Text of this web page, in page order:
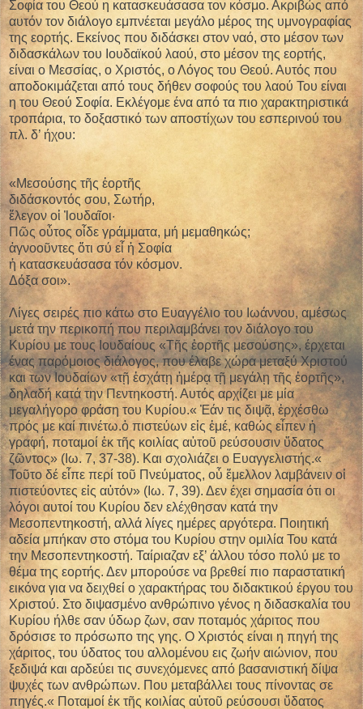
Σοφία του Θεού η κατασκευάσασα τον κόσμο. Ακριβώς από
αυτόν τον διάλογο εμπνέεται μεγάλο μέρος της υμνογραφίας
της εορτής. Εκείνος που διδάσκει στον ναό, στο μέσον των
διδασκάλων του Ιουδαϊκού λαού, στο μέσον της εορτής,
είναι ο Μεσσίας, ο Χριστός, ο Λόγος του Θεού. Αυτός που
αποδοκιμάζεται από τους δήθεν σοφούς του λαού Του είναι
η του Θεού Σοφία. Εκλέγομε ένα από τα πιο χαρακτηριστικά
τροπάρια, το δοξαστικό των αποστίχων του εσπερινού του
πλ. δ’ ήχου:
«Μεσούσης τῆς ἑορτῆς
διδάσκοντός σου, Σωτήρ,
ἔλεγον οἱ Ἰουδαῖοι·
Πῶς οὗτος οἶδε γράμματα, μή μεμαθηκώς;
ἀγνοοῦντες ὅτι σύ εἶ ἡ Σοφία
ἡ κατασκευάσασα τόν κόσμον.
Δόξα σοι».
Λίγες σειρές πιο κάτω στο Ευαγγέλιο του Ιωάννου, αμέσως
μετά την περικοπή που περιλαμβάνει τον διάλογο του
Κυρίου με τους Ιουδαίους «Τῆς ἑορτῆς μεσούσης», έρχεται
ένας παρόμοιος διάλογος, που έλαβε χώρα μεταξύ Χριστού
και των Ιουδαίων «τῇ ἐσχάτῃ ἡμέρᾳ τῇ μεγάλῃ τῆς ἑορτῆς»,
δηλαδή κατά την Πεντηκοστή. Αυτός αρχίζει με μία
μεγαλήγορο φράση του Κυρίου.« Ἐάν τις διψᾷ, ἐρχέσθω
πρός με καί πινέτω.ὁ πιστεύων εἰς ἐμέ, καθώς εἶπεν ἡ
γραφή, ποταμοί ἐκ τῆς κοιλίας αὐτοῦ ρεύσουσιν ὕδατος
ζῶντος» (Ιω. 7, 37-38). Και σχολιάζει ο Ευαγγελιστής.«
Τοῦτο δέ εἶπε περί τοῦ Πνεύματος, οὗ ἔμελλον λαμβάνειν οἱ
πιστεύοντες εἰς αὐτόν» (Ιω. 7, 39). Δεν έχει σημασία ότι οι
λόγοι αυτοί του Κυρίου δεν ελέχθησαν κατά την
Μεσοπεντηκοστή, αλλά λίγες ημέρες αργότερα. Ποιητική
αδεία μπήκαν στο στόμα του Κυρίου στην ομιλία Του κατά
την Μεσοπεντηκοστή. Ταίριαζαν εξ’ άλλου τόσο πολύ με το
θέμα της εορτής. Δεν μπορούσε να βρεθεί πιο παραστατική
εικόνα για να δειχθεί ο χαρακτήρας του διδακτικού έργου του
Χριστού. Στο διψασμένο ανθρώπινο γένος η διδασκαλία του
Κυρίου ήλθε σαν ύδωρ ζων, σαν ποταμός χάριτος που
δρόσισε το πρόσωπο της γης. Ο Χριστός είναι η πηγή της
χάριτος, του ύδατος του αλλομένου εις ζωήν αιώνιον, που
ξεδιψά και αρδεύει τις συνεχόμενες από βασανιστική δίψα
ψυχές των ανθρώπων. Που μεταβάλλει τους πίνοντας σε
πηγές.« Ποταμοί ἐκ τῆς κοιλίας αὐτοῦ ρεύσουσι ὕδατος